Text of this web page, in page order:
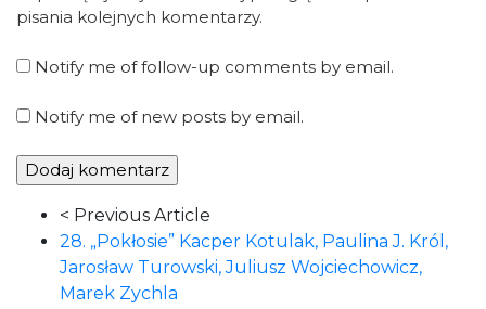
pisania kolejnych komentarzy.
Notify me of follow-up comments by email.
Notify me of new posts by email.
Article
Navigation
< Previous Article
28. „Pokłosie” Kacper Kotulak, Paulina J. Król,
Jarosław Turowski, Juliusz Wojciechowicz,
Marek Zychla